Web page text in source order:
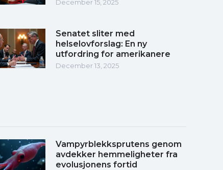
December 15, 2025
Senatet sliter med
helselovforslag: En ny
utfordring for amerikanere
December 13, 2025
Vampyrblekksprutens genom
avdekker hemmeligheter fra
evolusjonens fortid